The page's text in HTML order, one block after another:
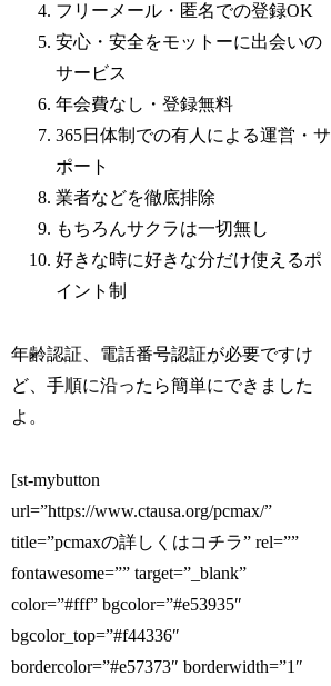
フリーメール・匿名での登録OK
安心・安全をモットーに出会いの
サービス
年会費なし・登録無料
365日体制での有人による運営・サ
ポート
業者などを徹底排除
もちろんサクラは一切無し
好きな時に好きな分だけ使えるポ
イント制
年齢認証、電話番号認証が必要ですけ
ど、手順に沿ったら簡単にできました
よ。
[st-mybutton
url=”https://www.ctausa.org/pcmax/”
title=”pcmaxの詳しくはコチラ” rel=””
fontawesome=”” target=”_blank”
color=”#fff” bgcolor=”#e53935″
bgcolor_top=”#f44336″
bordercolor=”#e57373″ borderwidth=”1″